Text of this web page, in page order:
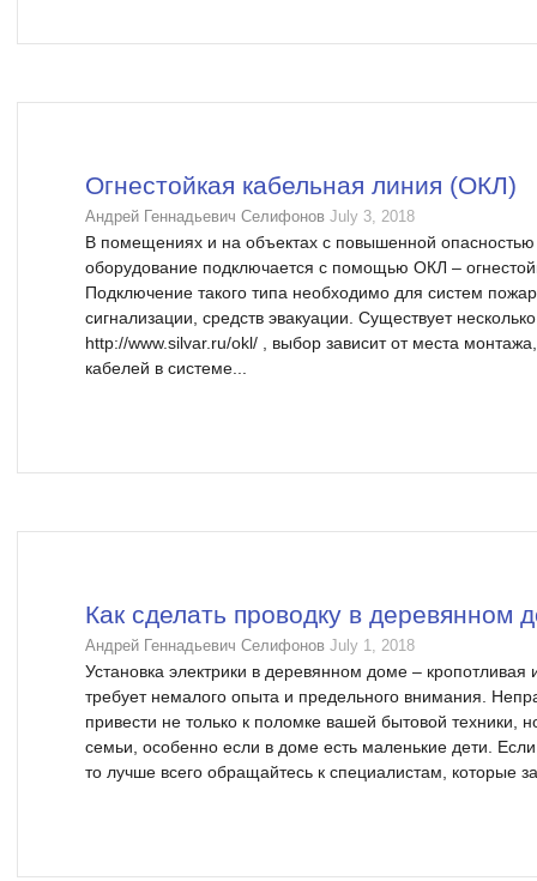
Огнестойкая кабельная линия (ОКЛ)
Андрей Геннадьевич Селифонов July 3, 2018
В помещениях и на объектах с повышенной опасностью
оборудование подключается с помощью ОКЛ –
Подключение такого типа необходимо для систем
сигнализации, средств эвакуации. Существует
http://www.silvar.ru/okl/ , выбор зависит от места
кабелей в системе...
Как сделать проводку в деревянном
Андрей Геннадьевич Селифонов July 1, 2018
Установка электрики в деревянном доме – кропотливая
требует немалого опыта и предельного внимания.
привести не только к поломке вашей бытовой техники,
семьи, особенно если в доме есть маленькие дети.
то лучше всего обращайтесь к специалистам, которые